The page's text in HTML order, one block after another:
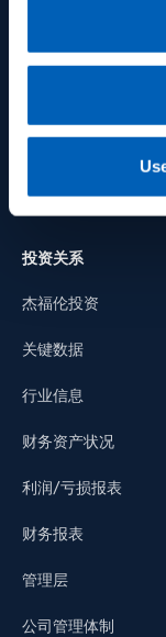
regarding
Gefran -
照明工业
投资关系
杰福伦投资
关键数据
行业信息
财务资产状况
利润/亏损报表
财务报表
管理层
公司管理体制